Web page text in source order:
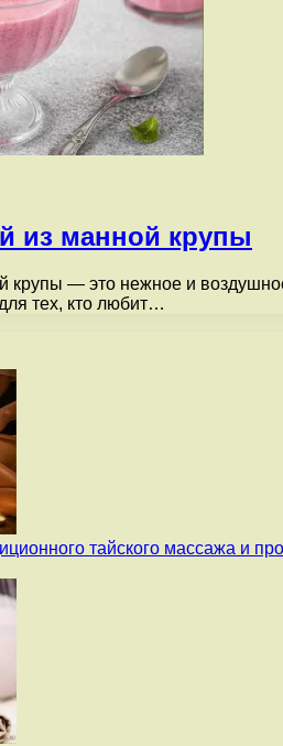
из манной крупы
крупы — это нежное и
тех, кто любит…
тайского массажа и